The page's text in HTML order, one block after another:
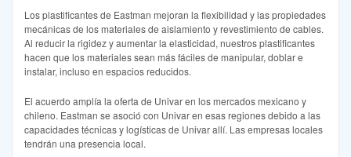
Los plastificantes de Eastman mejoran la flexibilidad y las propiedades
mecánicas de los materiales de aislamiento y revestimiento de cables.
Al reducir la rigidez y aumentar la elasticidad, nuestros plastificantes
hacen que los materiales sean más fáciles de manipular, doblar e
instalar, incluso en espacios reducidos.
El acuerdo amplía la oferta de Univar en los mercados mexicano y
chileno. Eastman se asoció con Univar en esas regiones debido a las
capacidades técnicas y logísticas de Univar allí. Las empresas locales
tendrán una presencia local.